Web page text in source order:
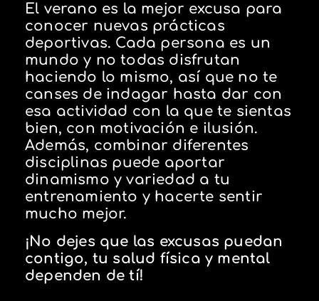
El verano es la mejor excusa para
conocer nuevas prácticas
deportivas. Cada persona es un
mundo y no todas disfrutan
haciendo lo mismo, así que no te
canses de indagar hasta dar con
esa actividad con la que te sientas
bien, con motivación e ilusión.
Además, combinar diferentes
disciplinas puede aportar
dinamismo y variedad a tu
entrenamiento y hacerte sentir
mucho mejor.
¡No dejes que las excusas puedan
contigo, tu salud física y mental
dependen de tí!